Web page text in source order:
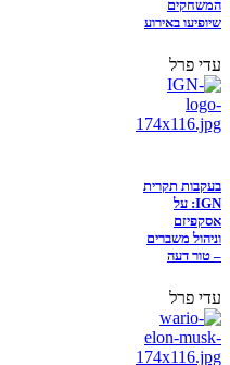
המשחקים
שיופיעו באירוע
עדי פרל
בעקבות תקרית
IGN: על
אסקפיזם
וניהול משברים
– טור דעה
עדי פרל